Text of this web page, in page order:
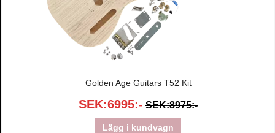
Golden Age Guitars T52 Kit
SEK:6995:- SEK:8975:-
Lägg i kundvagn